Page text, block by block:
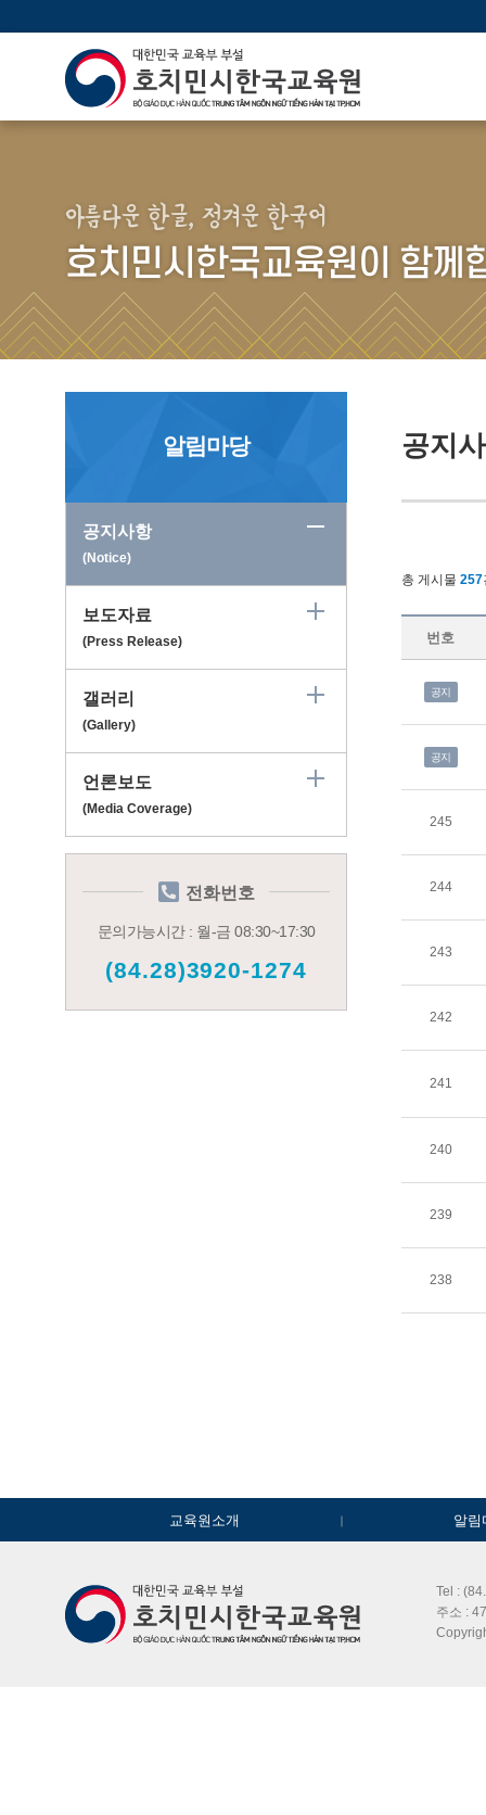
아름다운 한글, 정겨운 한국어
호치민시한국교육원이 함께
알림마당
공지사항
(Notice)
보도자료
(Press Release)
갤러리
(Gallery)
언론보도
(Media Coverage)
전화번호
문의가능시간 : 월-금 08:30~17:30
(84.28)3920-1274
공지
총 게시물 257
번호
공지
공지
245
244
243
242
241
240
239
238
교육원소개 알림
Tel :
주소 :